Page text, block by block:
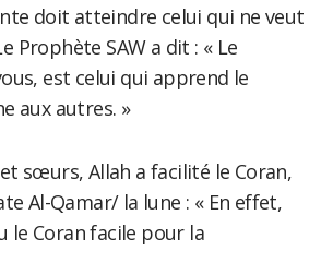
doit atteindre celui qui ne veut
Prophète SAW a dit : « Le
est celui qui apprend le
aux autres. »
sœurs, Allah a facilité le Coran,
Al-Qamar/ la lune : « En effet,
le Coran facile pour la